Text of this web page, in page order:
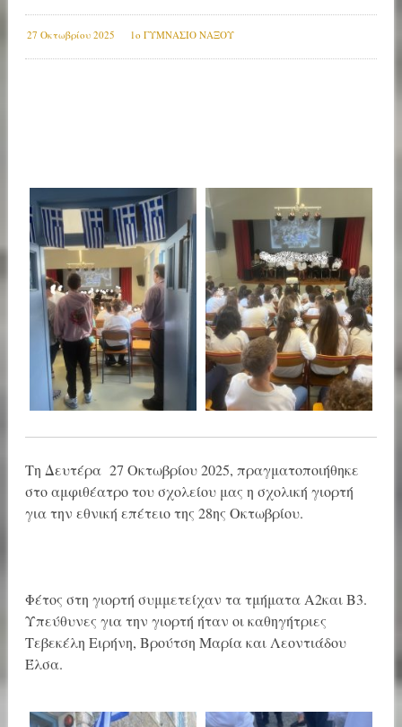
27 Οκτωβρίου 2025 1ο ΓΥΜΝΑΣΙΟ ΝΑΞΟΥ
Τη Δευτέρα 27 Οκτωβρίου 2025, πραγματοποιήθηκε
στο αμφιθέατρο του σχολείου μας η σχολική γιορτή
για την εθνική επέτειο της 28ης Οκτωβρίου.
Φέτος στη γιορτή συμμετείχαν τα τμήματα Α2και Β3.
Υπεύθυνες για την γιορτή ήταν οι καθηγήτριες
Τεβεκέλη Ειρήνη, Βρούτση Μαρία και Λεοντιάδου
Έλσα.